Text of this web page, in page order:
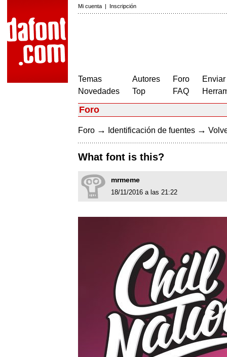
Mi cuenta | Inscripción
Temas
Novedades
Autores
Top
Foro
FAQ
Foro
Foro → Identificación de fuentes →
What font is this?
mrmeme
18/11/2016 a las 21:22